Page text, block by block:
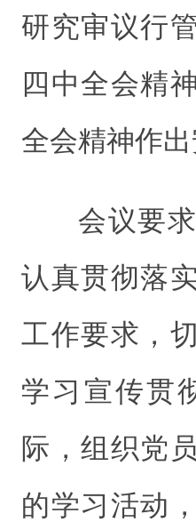
研究审议行
四中全会精
全会精神作出
会议要
认真贯彻落
工作要求，
学习宣传贯
际，组织党
的学习活动